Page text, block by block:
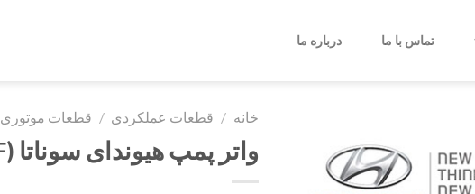
تماس با ما درباره ما
خانه / قطعات عملکردی / قطعات موتوری
واتر پمپ هیوندای سوناتا (YF) 251002G500